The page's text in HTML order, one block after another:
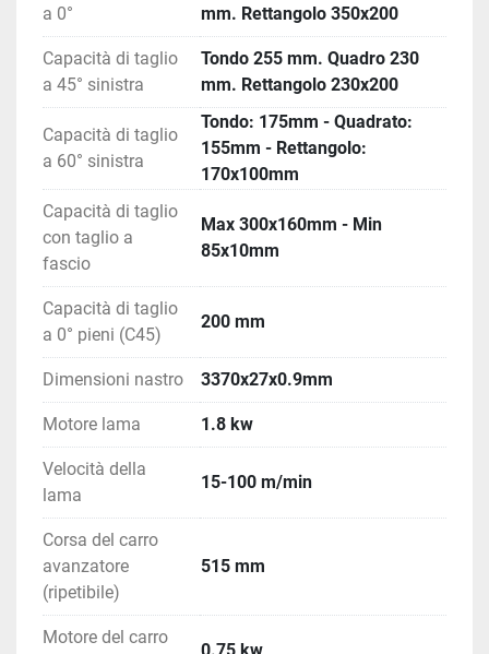
a 0°
mm. Rettangolo 350x200
Capacità di taglio
a 45° sinistra
Tondo 255 mm. Quadro 230
mm. Rettangolo 230x200
Capacità di taglio
a 60° sinistra
Tondo: 175mm - Quadrato:
155mm - Rettangolo:
170x100mm
Capacità di taglio
con taglio a
fascio
Max 300x160mm - Min
85x10mm
Capacità di taglio
a 0° pieni (C45)
200 mm
Dimensioni nastro 3370x27x0.9mm
Motore lama 1.8 kw
Velocità della
lama
15-100 m/min
Corsa del carro
avanzatore
(ripetibile)
515 mm
Motore del carro